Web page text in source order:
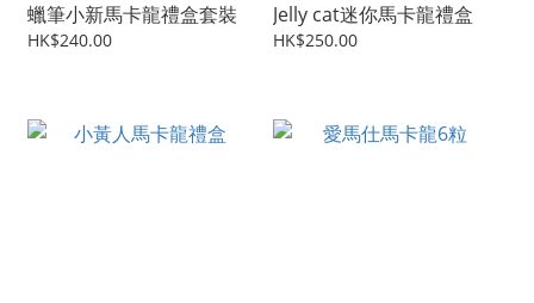
蠟筆小新馬卡龍禮盒套裝
HK$240.00
Jelly cat迷你馬卡龍禮盒
HK$250.00